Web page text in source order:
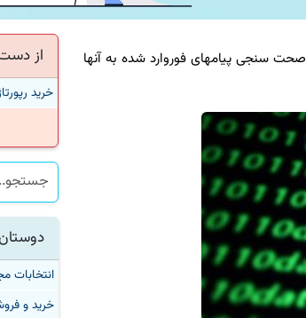
سنجی پیامهای فوروارد شده به آنها
از
خرید رپورتاژ در 250
دوستان
انتخابات
خرید و